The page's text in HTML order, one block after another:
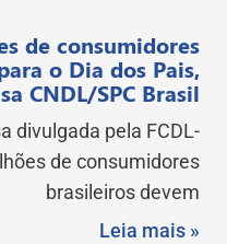
de consumidores
o Dia dos Pais,
CNDL/SPC Brasil
divulgada pela FCDL-
de consumidores
brasileiros devem
Leia mais »